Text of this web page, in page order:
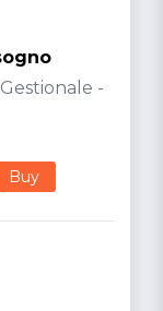
-
Buy